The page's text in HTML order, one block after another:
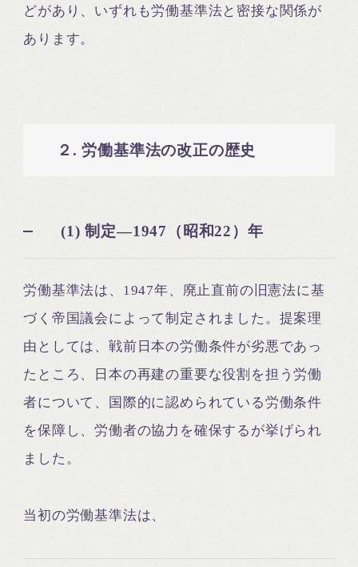
どがあり、いずれも労働基準法と密接な関係が
あります。
２. 労働基準法の改正の歴史
(1) 制定―1947（昭和22）年
労働基準法は、1947年、廃止直前の旧憲法に基
づく帝国議会によって制定されました。提案理
由としては、戦前日本の労働条件が劣悪であっ
たところ、日本の再建の重要な役割を担う労働
者について、国際的に認められている労働条件
を保障し、労働者の協力を確保するが挙げられ
ました。
当初の労働基準法は、